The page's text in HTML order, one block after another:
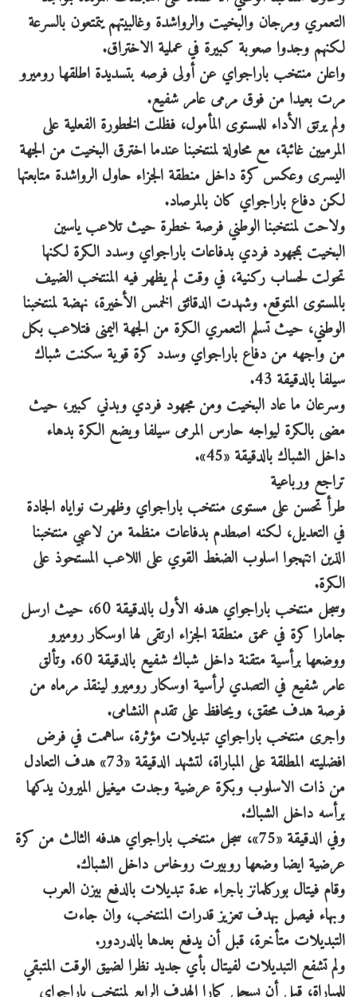
التعمري ومرجان والبخيت والرواشدة وغالبيتهم يتمتعون بالسرعة
لكنهم وجدوا صعوبة كبيرة في عملية الاختراق.
واعلن منتخب باراجواي عن أولى فرصه بتسديدة اطلقها روميرو
مرت بعيدا من فوق مرمى عامر شفيع.
ولم يرتق الأداء للمستوى المأمول، فظلت الخطورة الفعلية على
المرميين غائبة، مع محاولة لمنتخبنا عندما اخترق البخيت من الجهة
اليسرى وعكس كرة داخل منطقة الجزاء حاول الرواشدة متابعتها
لكن دفاع باراجواي كان بالمرصاد.
ولاحت لمنتخبنا الوطني فرصة خطرة حيث تلاعب ياسين
البخيت بمجهود فردي بدفاعات باراجواي وسدد الكرة لكنها
تحولت لحساب ركنية، في وقت لم يظهر فيه المنتخب الضيف
بالمستوى المتوقع. وشهدت الدقائق الخمس الأخيرة، نهضة لمنتخبنا
الوطني، حيث تسلم التعمري الكرة من الجهة اليمنى فتلاعب بكل
من واجهه من دفاع باراجواي وسدد كرة قوية سكنت شباك
سيلفا بالدقيقة 43.
وسرعان ما عاد البخيت ومن مجهود فردي وبدني كبير، حيث
مضى بالكرة ليواجه حارس المرمى سيلفا ويضع الكرة بدهاء
داخل الشباك بالدقيقة «45».
تراجع ورباعية
طرأ تحسن على مستوى منتخب باراجواي وظهرت نواياه الجادة
في التعديل، لكنه اصطدم بدفاعات منظمة من لاعبي منتخبنا
الذين انتهجوا اسلوب الضغط القوي على اللاعب المستحوذ على
الكرة.
وسجل منتخب باراجواي هدفه الأول بالدقيقة 60، حيث ارسل
جامارا كرة في عمق منطقة الجزاء ارتقى لها اوسكار روميرو
ووضعها برأسية متقنة داخل شباك شفيع بالدقيقة 60. وتألق
عامر شفيع في التصدي لرأسية اوسكار روميرو لينقذ مرماه من
فرصة هدف محقق، ويحافظ على تقدم النشامى.
واجرى منتخب باراجواي تبديلات مؤثرة، ساهمت في فرض
افضليته المطلقة على المباراة، لتشهد الدقيقة «73» هدف التعادل
من ذات الاسلوب وبكرة عرضية وجدت ميغيل الميرون يدكها
برأسه داخل الشباك.
وفي الدقيقة «75»، سجل منتخب باراجواي هدفه الثالث من كرة
عرضية ايضا وضعها روبيرت روخاس داخل الشباك.
وقام فيتال بوركلمانز باجراء عدة تبديلات بالدفع بيزن العرب
وبهاء فيصل بهدف تعزيز قدرات المنتخب، وان جاءت
التبديلات متأخرة، قبل أن يدفع بعدها بالدردور.
ولم تشفع التبديلات لفيتال بأي جديد نظرا لضيق الوقت المتبقي